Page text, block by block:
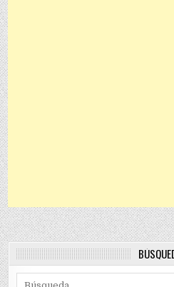
Search for: